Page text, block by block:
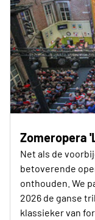
Zomeropera
Net als de
betoverende
onthouden. We
2026 de ganse
klassieker van